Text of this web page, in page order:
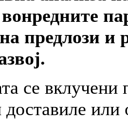
предлози и
се
или